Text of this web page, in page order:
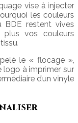
vise à injecter
les couleurs
restent vives
plus vos couleurs
le « flocage »,
logo à imprimer sur
d’un vinyle